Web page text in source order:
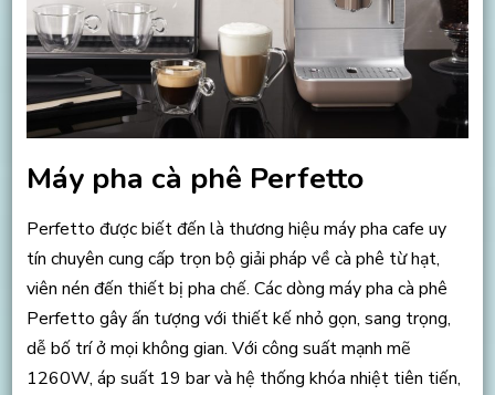
Máy pha cà phê Perfetto
Perfetto được biết đến là thương hiệu máy pha cafe uy
tín chuyên cung cấp trọn bộ giải pháp về cà phê từ hạt,
viên nén đến thiết bị pha chế. Các dòng máy pha cà phê
Perfetto gây ấn tượng với thiết kế nhỏ gọn, sang trọng,
dễ bố trí ở mọi không gian. Với công suất mạnh mẽ
1260W, áp suất 19 bar và hệ thống khóa nhiệt tiên tiến,